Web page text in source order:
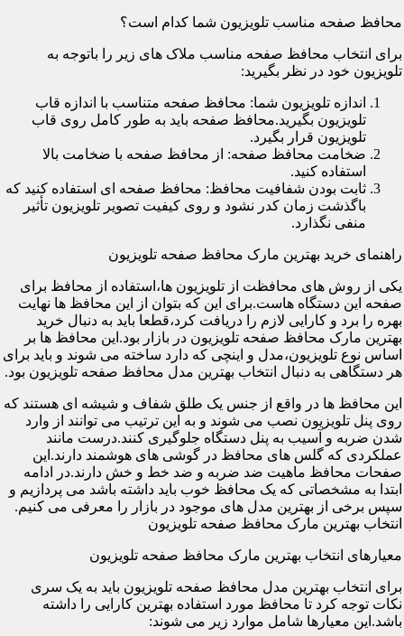
محافظ صفحه مناسب تلویزیون شما کدام است؟
برای انتخاب محافظ صفحه مناسب ملاک های زیر را باتوجه به
تلویزیون خود در نظر بگیرید:
اندازه تلویزیون شما: محافظ صفحه متناسب با اندازه قاب
تلویزیون بگیرید.محافظ صفحه باید به طور کامل روی قاب
تلویزیون قرار بگیرد.
ضخامت محافظ صفحه: از محافظ صفحه با ضخامت بالا
استفاده کنید.
ثابت بودن شفافیت محافظ: محافظ صفحه ای استفاده کنید که
باگذشت زمان کدر نشود و روی کیفیت تصویر تلویزیون تأثیر
منفی نگذارد.
راهنمای خرید بهترین مارک محافظ صفحه تلویزیون
یکی از روش های محافظت از تلویزیون ها،استفاده از محافظ برای
صفحه این دستگاه هاست.برای این که بتوان از این محافظ ها نهایت
بهره را برد و کارایی لازم را دریافت کرد،قطعا باید به دنبال خرید
بهترین مارک محافظ صفحه تلویزیون در بازار بود.این محافظ ها بر
اساس نوع تلویزیون،مدل و اینچی که دارد ساخته می شوند و باید برای
هر دستگاهی به دنبال انتخاب بهترین مدل محافظ صفحه تلویزیون بود.
این محافظ ها در واقع از جنس یک طلق شفاف و شیشه ای هستند که
روی پنل تلویزیون نصب می شوند و به این ترتیب می توانند از وارد
شدن ضربه و آسیب به پنل دستگاه جلوگیری کنند.درست مانند
عملکردی که گلس های محافظ در گوشی های هوشمند دارند.این
صفحات محافظ ماهیت ضد ضربه و ضد خط و خش دارند.در ادامه
ابتدا به مشخصاتی که یک محافظ خوب باید داشته باشد می پردازیم و
سپس برخی از بهترین مدل های موجود در بازار را معرفی می کنیم.
انتخاب بهترین مارک محافظ صفحه تلویزیون
معیارهای انتخاب بهترین مارک محافظ صفحه تلویزیون
برای انتخاب بهترین مدل محافظ صفحه تلویزیون باید به یک سری
نکات توجه کرد تا محافظ مورد استفاده بهترین کارایی را داشته
باشد.این معیارها شامل موارد زیر می شوند: